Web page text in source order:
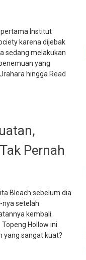
pertama Institut
karena dijebak
sedang melakukan
yang
hingga Read
Pernah
Bleach sebelum dia
nya setelah
kembali.
Hollow ini.
yang sangat kuat?